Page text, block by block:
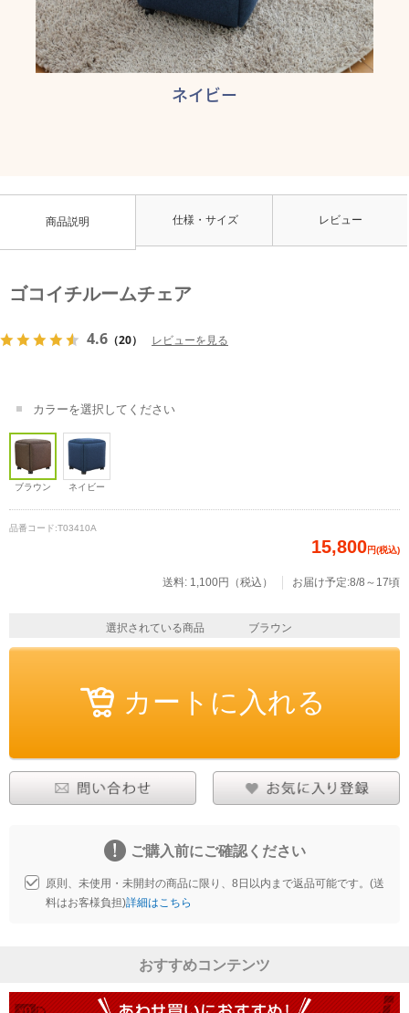
ネイビー
商品説明 仕様・サイズ レビュー
ゴコイチルームチェア
4.6 （20） レビューを見る
カラーを選択してください
ブラウン ネイビー
品番コード:T03410A
15,800円(税込)
送料: 1,100円（税込） お届け予定:8/8～17頃
選択されている商品 ブラウン
ご購入前にご確認ください
原則、未使用・未開封の商品に限り、8日以内まで返品可能です。(送
料はお客様負担)詳細はこちら
おすすめコンテンツ